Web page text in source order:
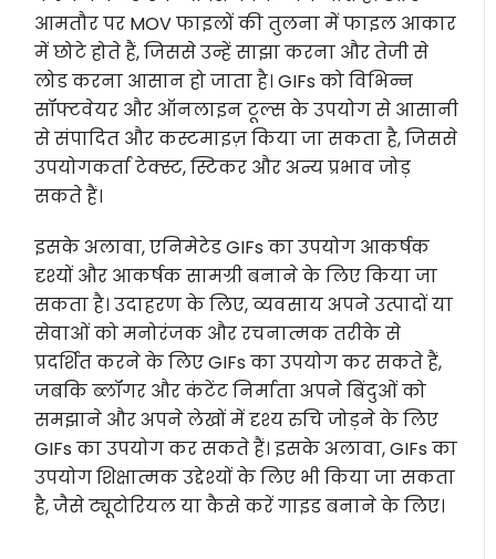
आमतौर पर MOV फाइलों की तुलना में फाइल आकार
में छोटे होते हैं, जिससे उन्हें साझा करना और तेजी से
लोड करना आसान हो जाता है। GIFs को विभिन्न
सॉफ्टवेयर और ऑनलाइन टूल्स के उपयोग से आसानी
से संपादित और कस्टमाइज़ किया जा सकता है, जिससे
उपयोगकर्ता टेक्स्ट, स्टिकर और अन्य प्रभाव जोड़
सकते हैं।
इसके अलावा, एनिमेटेड GIFs का उपयोग आकर्षक
दृश्यों और आकर्षक सामग्री बनाने के लिए किया जा
सकता है। उदाहरण के लिए, व्यवसाय अपने उत्पादों या
सेवाओं को मनोरंजक और रचनात्मक तरीके से
प्रदर्शित करने के लिए GIFs का उपयोग कर सकते हैं,
जबकि ब्लॉगर और कंटेंट निर्माता अपने बिंदुओं को
समझाने और अपने लेखों में दृश्य रुचि जोड़ने के लिए
GIFs का उपयोग कर सकते हैं। इसके अलावा, GIFs का
उपयोग शिक्षात्मक उद्देश्यों के लिए भी किया जा सकता
है, जैसे ट्यूटोरियल या कैसे करें गाइड बनाने के लिए।